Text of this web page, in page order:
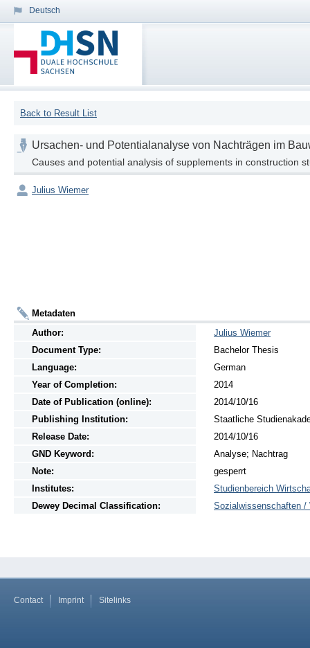
Deutsch
Back to Result List
Ursachen- und Potentialanalyse von Nachträgen im
Causes and potential analysis of supplements in construction
Julius Wiemer
Metadaten
Author:
Julius Wiemer
Document Type:
Bachelor Thesis
Language:
German
Year of Completion:
2014
Date of Publication (online):
2014/10/16
Publishing Institution:
Staatliche
Release Date:
2014/10/16
GND Keyword:
Analyse; Nachtrag
Note:
gesperrt
Institutes:
Studienbereich
Dewey Decimal Classification:
Sozialwissenschaften
Contact Imprint Sitelinks